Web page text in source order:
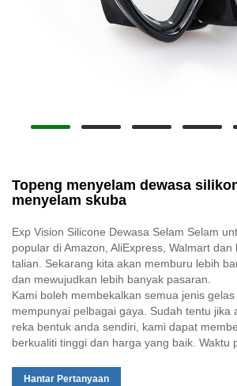
Topeng menyelam dewasa
menyelam skuba
Exp Vision Silicone Dewasa Selam Selam
popular di Amazon, AliExpress, Walmart
talian. Sekarang kita akan memburu lebih
dan mewujudkan lebih banyak pasaran.
Kami boleh membekalkan semua jenis
mempunyai pelbagai gaya. Sudah tentu jika
reka bentuk anda sendiri, kami dapat
berkualiti tinggi dan harga yang baik. Waktu
Hantar Pertanyaan